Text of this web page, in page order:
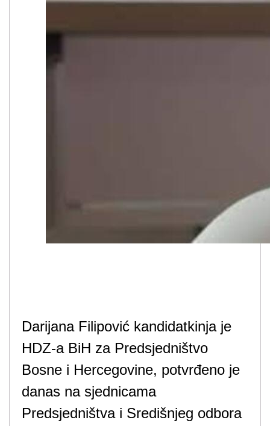
Darijana Filipović kandidatkinja je
HDZ-a BiH za Predsjedništvo
Bosne i Hercegovine, potvrđeno je
danas na sjednicama
Predsjedništva i Središnjeg odbora